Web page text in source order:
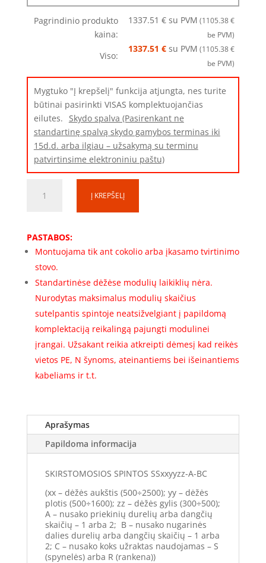
Pagrindinio produkto
kaina:
1337.51 €su PVM (1105.38 €
be PVM)
Viso:
1337.51 €su PVM (1105.38€
be PVM)
Mygtuko "Į krepšelį" funkcija atjungta, nes turite
būtinai pasirinkti VISAS komplektuojančias
eilutes. Skydo spalva (Pasirenkant ne
standartinę spalvą skydo gamybos terminas iki
15d.d. arba ilgiau – užsakymą su terminu
patvirtinsime elektroniniu paštu)
kiekis:
Skirstomosios
rėmas
SS201260-
1R-
396
(2000x1200x600)
Komplektacija
Į KREPŠELĮ
PASTABOS:
Montuojama tik ant cokolio arba įkasamo tvirtinimo
stovo.
Standartinėse dėžėse modulių laikiklių nėra.
Nurodytas maksimalus modulių skaičius
sutelpantis spintoje neatsižvelgiant į papildomą
komplektaciją reikalingą pajungti modulinei
įrangai. Užsakant reikia atkreipti dėmesį kad reikės
vietos PE, N šynoms, ateinantiems bei išeinantiems
kabeliams ir t.t.
Aprašymas
Papildoma informacija
SKIRSTOMOSIOS SPINTOS SSxxyyzz-A-BC
(xx – dėžės aukštis (500÷2500); yy – dėžės
plotis (500÷1600); zz – dėžės gylis (300÷500);
A – nusako priekinių durelių arba dangčių
skaičių – 1 arba 2; B – nusako nugarinės
dalies durelių arba dangčių skaičių – 1 arba
2; C – nusako koks užraktas naudojamas – S
(spynelės) arba R (rankena))